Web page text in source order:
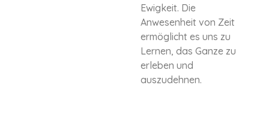
Ewigkeit. Die
Anwesenheit von Zeit
ermöglicht es uns zu
Lernen, das Ganze zu
erleben und
auszudehnen.